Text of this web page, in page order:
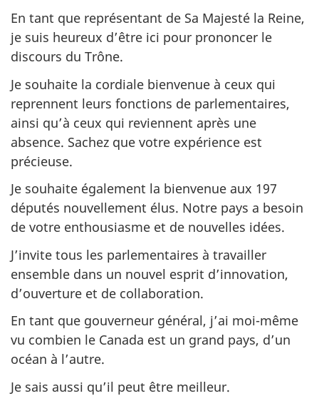
En tant que représentant de Sa Majesté la Reine,
je suis heureux d’être ici pour prononcer le
discours du Trône.
Je souhaite la cordiale bienvenue à ceux qui
reprennent leurs fonctions de parlementaires,
ainsi qu’à ceux qui reviennent après une
absence. Sachez que votre expérience est
précieuse.
Je souhaite également la bienvenue aux 197
députés nouvellement élus. Notre pays a besoin
de votre enthousiasme et de nouvelles idées.
J’invite tous les parlementaires à travailler
ensemble dans un nouvel esprit d’innovation,
d’ouverture et de collaboration.
En tant que gouverneur général, j’ai moi-même
vu combien le Canada est un grand pays, d’un
océan à l’autre.
Je sais aussi qu’il peut être meilleur.